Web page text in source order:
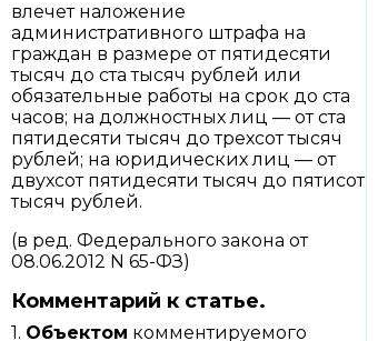
влечет наложение
административного штрафа на
граждан в размере от пятидесяти
тысяч до ста тысяч рублей или
обязательные работы на срок до ста
часов; на должностных лиц — от ста
пятидесяти тысяч до трехсот тысяч
рублей; на юридических лиц — от
двухсот пятидесяти тысяч до пятисот
тысяч рублей.
(в ред. Федерального закона от
08.06.2012 N 65-ФЗ)
Комментарий к статье.
1. Объектом комментируемого